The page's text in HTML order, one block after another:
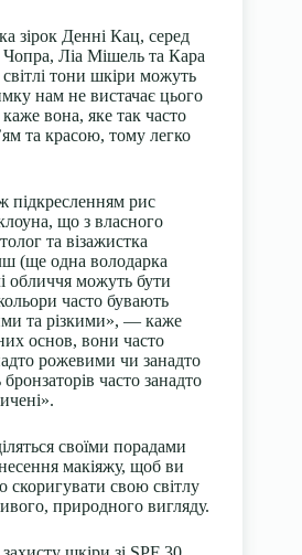
зірок Денні Кац, серед
Чопра, Ліа Мішель та Кара
тони шкіри можуть
нам не вистачає цього
вона, яке так часто
та красою, тому легко
підкресленням рис
що з власного
та візажистка
(ще одна володарка
обличчя можуть бути
часто бувають
та різкими», — каже
основ, вони часто
рожевими чи занадто
часто занадто
своїми порадами
макіяжу, щоб ви
скоригувати свою світлу
природного вигляду.